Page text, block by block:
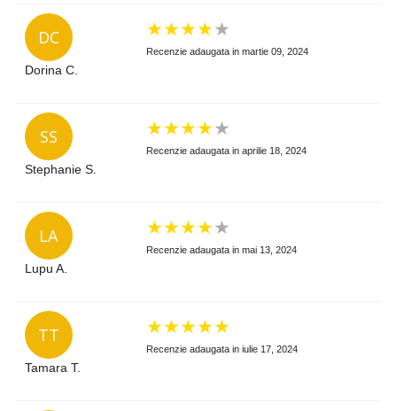
DC
Dorina C.
★★★★★
Recenzie adaugata in martie 09, 2024
SS
Stephanie S.
★★★★★
Recenzie adaugata in aprilie 18, 2024
LA
Lupu A.
★★★★★
Recenzie adaugata in mai 13, 2024
TT
Tamara T.
★★★★★
Recenzie adaugata in iulie 17, 2024